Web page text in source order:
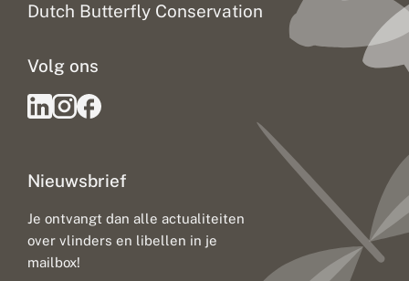
Dutch Butterfly Conservation
Nieuwsbrief
Je ontvangt dan alle actualiteiten
over vlinders en libellen in je
mailbox!
Volg ons